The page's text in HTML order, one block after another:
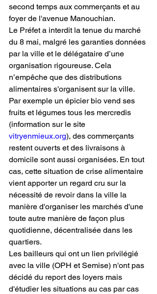
second temps aux commerçants et au
foyer de l'avenue Manouchian.
Le Préfet a interdit la tenue du marché
du 8 mai, malgré les garanties données
par la ville et le délégataire d’une
organisation rigoureuse. Cela
n’empêche que des distributions
alimentaires s'organisent sur la ville.
Par exemple un épicier bio vend ses
fruits et légumes tous les mercredis
(information sur le site
vitryenmieux.org), des commerçants
restent ouverts et des livraisons à
domicile sont aussi organisées. En tout
cas, cette situation de crise alimentaire
vient apporter un regard cru sur la
nécessité de revoir dans la ville la
manière d'organiser les marchés d'une
toute autre manière de façon plus
quotidienne, décentralisée dans les
quartiers.
Les bailleurs qui ont un lien privilégié
avec la ville (OPH et Semise) n'ont pas
décidé du report des loyers mais
d'étudier les situations au cas par cas